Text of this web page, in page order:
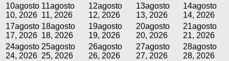
10agosto
10, 2026
11agosto
11, 2026
12agosto
12, 2026
13agosto
13, 2026
14agosto
14, 2026
17agosto
17, 2026
18agosto
18, 2026
19agosto
19, 2026
20agosto
20, 2026
21agosto
21, 2026
24agosto
24, 2026
25agosto
25, 2026
26agosto
26, 2026
27agosto
27, 2026
28agosto
28, 2026